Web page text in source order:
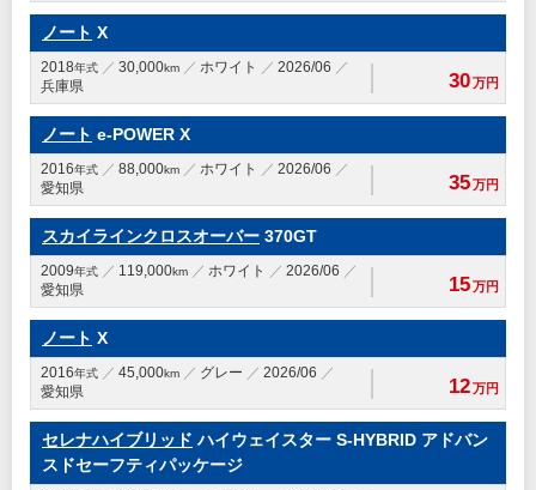
ノート X
2018年式 30,000km ホワイト
2026/06
兵庫県
30万円
ノート e-POWER X
2016年式 88,000km ホワイト
2026/06
愛知県
35万円
スカイラインクロスオーバー 370GT
2009年式 119,000km ホワイト
2026/06
愛知県
15万円
ノート X
2016年式 45,000km グレー
2026/06
愛知県
12万円
セレナハイブリッド ハイウェイスター S-HYBRID アドバン
スドセーフティパッケージ